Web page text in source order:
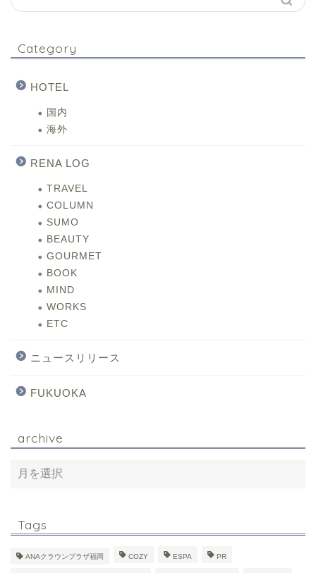
Category
HOTEL
国内
海外
RENA LOG
TRAVEL
COLUMN
SUMO
BEAUTY
GOURMET
BOOK
MIND
WORKS
ETC
ニュースリリース
FUKUOKA
archive
Tags
ANAクラウンプラザ福岡 COZY ESPA PR